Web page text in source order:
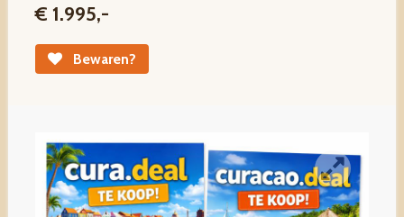
€ 1.995,-
Bewaren?